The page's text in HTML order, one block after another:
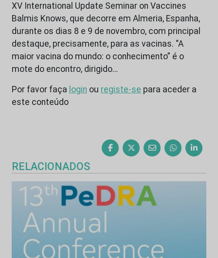
XV International Update Seminar on Vaccines
Balmis Knows, que decorre em Almeria, Espanha,
durante os dias 8 e 9 de novembro, com principal
destaque, precisamente, para as vacinas. “A
maior vacina do mundo: o conhecimento” é o
mote do encontro, dirigido…
Por favor faça login ou registe-se para aceder a
este conteúdo
RELACIONADOS